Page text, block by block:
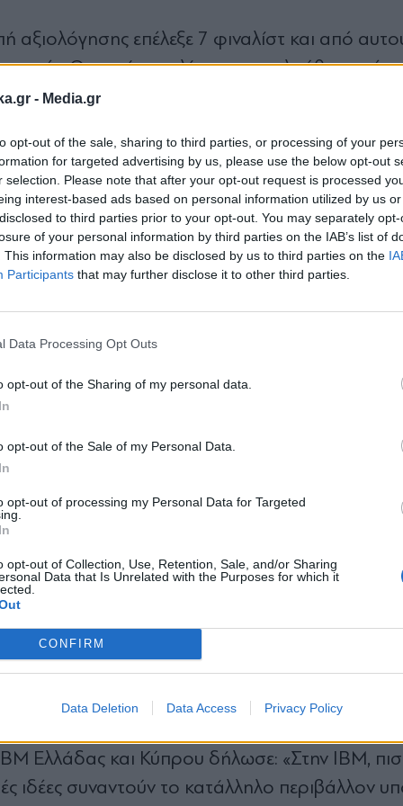
- Media.gr
opt-out of the sale, sharing to third parties, or processing of your
for targeted advertising by us, please use the below opt-out
selection. Please note that after your opt-out request is processed
interest-based ads based on personal information utilized by us
to third parties prior to your opt-out. You may separately
of your personal information by third parties on the IAB’s list of
This information may also be disclosed by us to third parties on the
Participants that may further disclose it to other third parties.
Data Processing Opt Outs
opt-out of the Sharing of my personal data.
opt-out of the Sale of my Personal Data.
opt-out of processing my Personal Data for Targeted
opt-out of Collection, Use, Retention, Sale, and/or Sharing
Data that Is Unrelated with the Purposes for which it
CONFIRM
Data Deletion Data Access Privacy Policy
επέλεξε 7 φιναλίστ και από
νικητές. Οι εφτά φιναλίστ παρακολούθησαν
που περιελάμβανε mentoring, workshops,
στο πλαίσιο του 1ου Innovation Day,
οι 7 εταιρείες θα παρουσιάσουν
διεκδικήσουν ένα από τα τρία πρώτα
της Alpha Bank, Σπύρο Τζαμτζή, Chief
και Βιργινία Σώκου, Director Digital
κορυφαίων εταιριών τεχνολογίας, όπως
Cyprus της IBM, Γιάννα Ανδρονοπούλου,
και οι Roberto Zuccaro, Strategic
της BigPi Ventures, και Γ. Δουκίδης,
& Τεχνολογίας, Σχολή Διοίκησης,
Officer της Alpha Bank δήλωσε: «Οι
ωριμότητας και τη δυναμική των
Νοημοσύνης. Ως Τράπεζα,
των νεοφυών εταιρειών, υιοθετώντας
ουσιαστική αξία για τους πελάτες
μας, ανοίγοντας τον δρόμο για την από
στο μέλλον».
Ελλάδας και Κύπρου δήλωσε: «Στην IBM,
ιδέες συναντούν το κατάλληλο περιβάλλον
newsletter
Αποδέχομαι τουςόρους χρήσης